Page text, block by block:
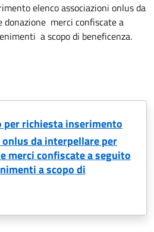
elenco associazioni onlus da
merci confiscate a
a scopo di beneficenza.
per richiesta inserimento
da interpellare per
merci confiscate a seguito
a scopo di